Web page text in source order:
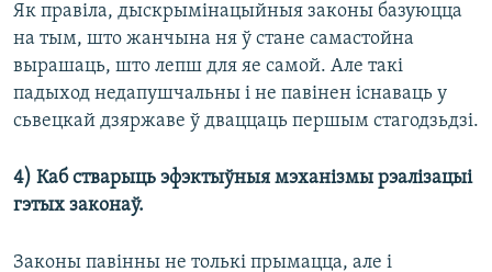
Як правіла, дыскрымінацыйныя законы базуюцца
на тым, што жанчына ня ў стане самастойна
вырашаць, што лепш для яе самой. Але такі
падыход недапушчальны і не павінен існаваць у
сьвецкай дзяржаве ў дваццаць першым стагодзьдзі.
4) Каб стварыць эфэктыўныя мэханізмы рэалізацыі
гэтых законаў.
Законы павінны не толькі прымацца, але і